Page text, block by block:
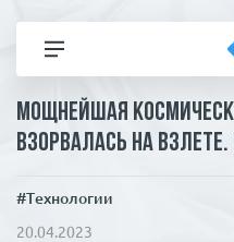
Все новости
Мощнейшая
взорвалась на
#Технологии
20.04.2023